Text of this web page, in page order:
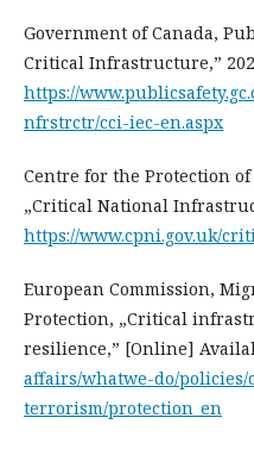
Government of Canada,
Critical Infrastructure,”
https://
nfrstrctr/cci-iec-en.aspx
Centre for the Protection
„Critical National
https://www.cpni.gov.uk/
European Commission,
Protection, „Critical
resilience,” [Online]
affairs/whatwe-do/policies/
terrorism/protection_en